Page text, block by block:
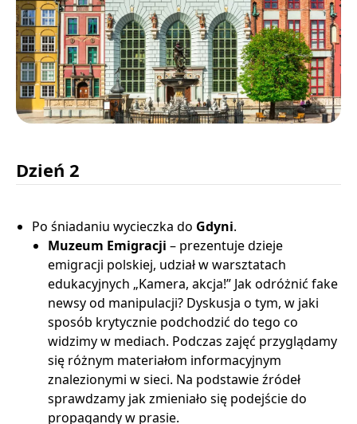
Dzień 2
Po śniadaniu wycieczka do Gdyni.
Muzeum Emigracji – prezentuje dzieje
emigracji polskiej, udział w warsztatach
edukacyjnych „Kamera, akcja!” Jak odróżnić fake
newsy od manipulacji? Dyskusja o tym, w jaki
sposób krytycznie podchodzić do tego co
widzimy w mediach. Podczas zajęć przyglądamy
się różnym materiałom informacyjnym
znalezionymi w sieci. Na podstawie źródeł
sprawdzamy jak zmieniało się podejście do
propagandy w prasie.